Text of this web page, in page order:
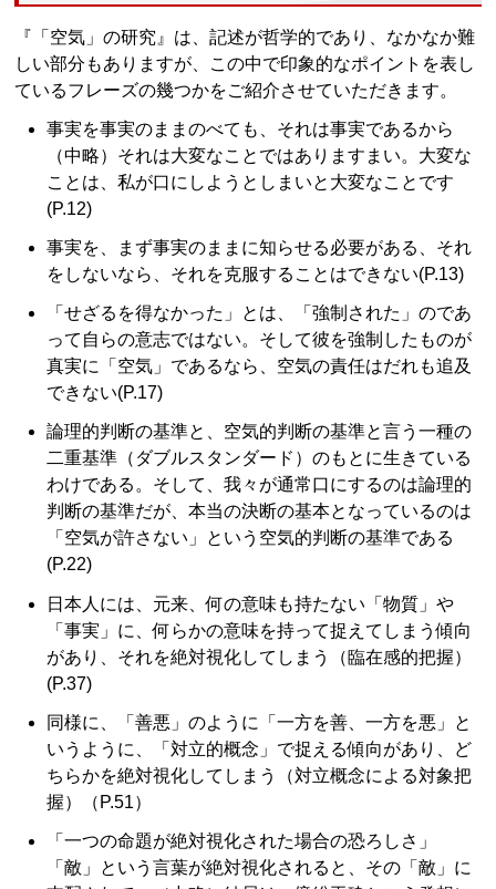
『「空気」の研究』は、記述が哲学的であり、なかなか難
しい部分もありますが、この中で印象的なポイントを表し
ているフレーズの幾つかをご紹介させていただきます。
事実を事実のままのべても、それは事実であるから
（中略）それは大変なことではありますまい。大変な
ことは、私が口にしようとしまいと大変なことです
(P.12)
事実を、まず事実のままに知らせる必要がある、それ
をしないなら、それを克服することはできない(P.13)
「せざるを得なかった」とは、「強制された」のであ
って自らの意志ではない。そして彼を強制したものが
真実に「空気」であるなら、空気の責任はだれも追及
できない(P.17)
論理的判断の基準と、空気的判断の基準と言う一種の
二重基準（ダブルスタンダード）のもとに生きている
わけである。そして、我々が通常口にするのは論理的
判断の基準だが、本当の決断の基本となっているのは
「空気が許さない」という空気的判断の基準である
(P.22)
日本人には、元来、何の意味も持たない「物質」や
「事実」に、何らかの意味を持って捉えてしまう傾向
があり、それを絶対視化してしまう（臨在感的把握）
(P.37)
同様に、「善悪」のように「一方を善、一方を悪」と
いうように、「対立的概念」で捉える傾向があり、ど
ちらかを絶対視化してしまう（対立概念による対象把
握）（P.51）
「一つの命題が絶対視化された場合の恐ろしさ」
「敵」という言葉が絶対視化されると、その「敵」に